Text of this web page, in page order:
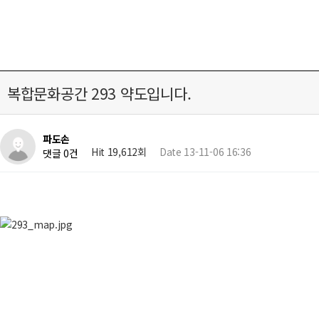
복합문화공간 293 약도입니다.
파도손
댓글 0건
Hit 19,612회 Date 13-11-06 16:36